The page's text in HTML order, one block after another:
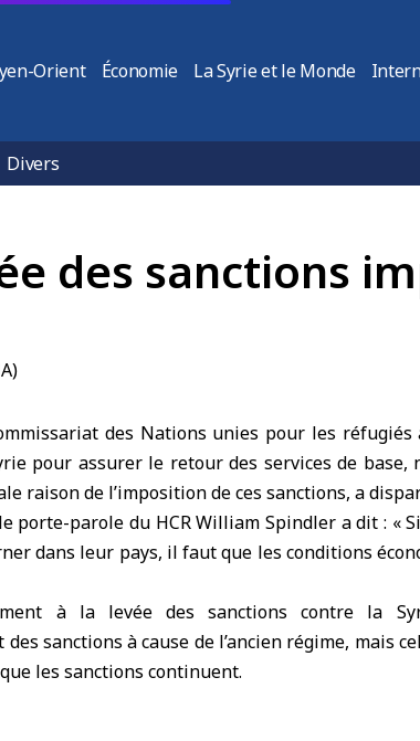
Orient Économie La Syrie et le Monde
Divers
des sanctions
des Nations unies pour les
pour assurer le retour des services de base,
raison de l’imposition de ces sanctions, a
porte-parole du HCR William Spindler a dit : «
dans leur pays, il faut que les conditions
à la levée des sanctions contre la
sanctions à cause de l’ancien régime, mais
les sanctions continuent.